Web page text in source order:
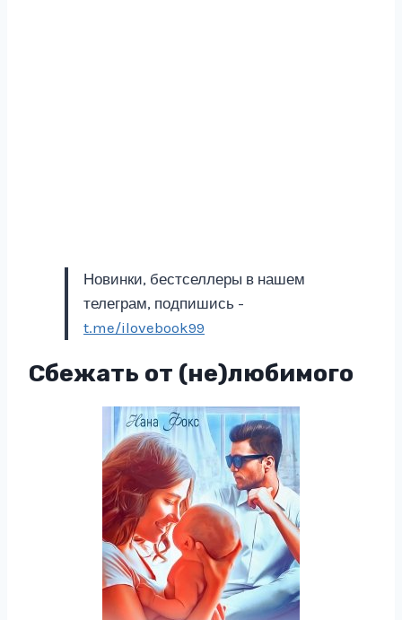
Новинки, бестселлеры в нашем
телеграм, подпишись -
t.me/ilovebook99
Сбежать от (не)любимого